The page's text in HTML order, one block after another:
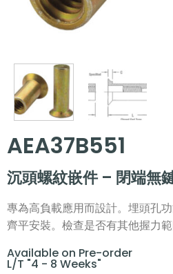
AEA37B551
沉頭螺紋嵌件 – 閉端無
專為高負載應用而設計。埋頭孔
齊平安裝。檢查是否有其他握力範
Available on Pre-order
L/T "4 - 8 Weeks"